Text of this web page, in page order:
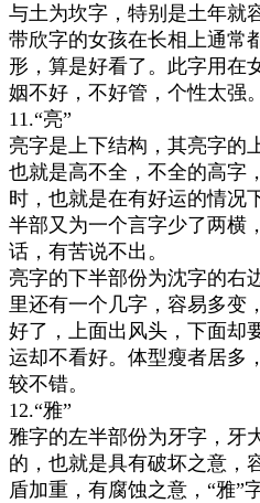
与土为坎字，特别是土年就
带欣字的女孩在长相上通常
形，算是好看了。此字用在
姻不好，不好管，个性太强。
11.“亮”
亮字是上下结构，其亮字的
也就是高不全，不全的高字
时，也就是在有好运的情况
半部又为一个言字少了两横
话，有苦说不出。
亮字的下半部份为沈字的右
里还有一个几字，容易多变
好了，上面出风头，下面却
运却不看好。体型瘦者居多
较不错。
12.“雅”
雅字的左半部份为牙字，牙
的，也就是具有破坏之意，
盾加重，有腐蚀之意，“雅”